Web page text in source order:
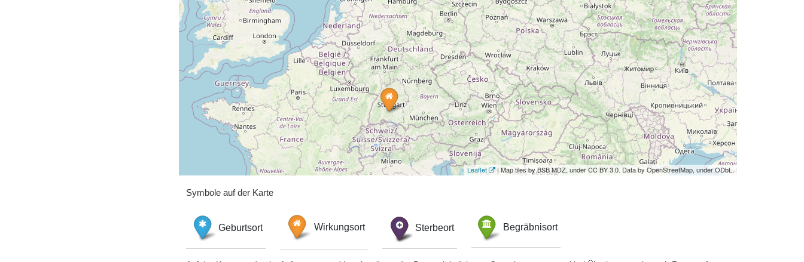
Leaflet | Map tiles by BSB MDZ, under CC BY 3.0. Data by OpenStreetMap, under ODbL.
Symbole auf der Karte
Geburtsort Wirkungsort Sterbeort Begräbnisort